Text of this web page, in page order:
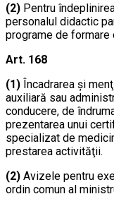
(2) Pentru
personalul didactic
programe de formare
Art. 168
(1) Încadrarea şi
auxiliară sau
conducere, de
prezentarea unui
specializat de
prestarea activităţii.
(2) Avizele pentru
ordin comun al